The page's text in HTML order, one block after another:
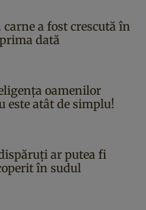
a fost crescută în
dată
oamenilor
este atât de simplu!
ar putea fi
în sudul